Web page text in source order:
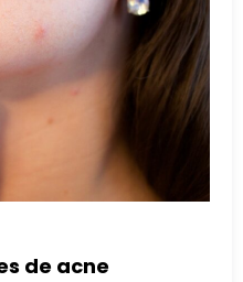
de acne